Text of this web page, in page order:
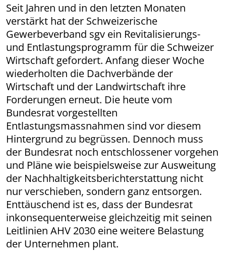
Seit Jahren und in den letzten Monaten
verstärkt hat der Schweizerische
Gewerbeverband sgv ein Revitalisierungs-
und Entlastungs­pro­gramm für die Schweizer
Wirtschaft gefordert. Anfang dieser Woche
wiederholten die Dachverbände der
Wirtschaft und der Landwirtschaft ihre
Forderungen erneut. Die heute vom
Bundesrat vorgestellten
Entlastungsmassnahmen sind vor diesem
Hintergrund zu begrüssen. Dennoch muss
der Bundesrat noch entschlossener vorgehen
und Pläne wie beispielsweise zur Ausweitung
der Nachhaltig­keits­bericht­erstattung nicht
nur verschieben, sondern ganz entsorgen.
Enttäuschend ist es, dass der Bundesrat
inkonsequenterweise gleichzeitig mit seinen
Leitlinien AHV 2030 eine weitere Belastung
der Unternehmen plant.